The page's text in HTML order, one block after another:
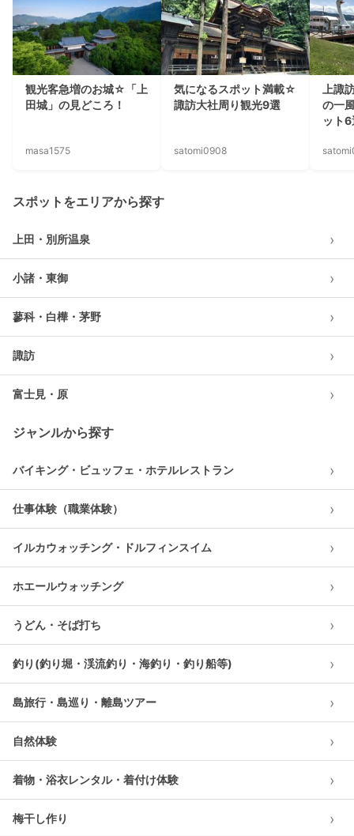
観光客急増のお城☆「上
田城」の見どころ！
masa1575
気になるスポット満載☆
諏訪大社周り観光9選
satomi0908
上諏
の一
ット
スポットをエリアから探す
上田・別所温泉 ›
小諸・東御 ›
蓼科・白樺・茅野 ›
諏訪 ›
富士見・原 ›
ジャンルから探す
バイキング・ビュッフェ・ホテルレストラン ›
仕事体験（職業体験） ›
イルカウォッチング・ドルフィンスイム ›
ホエールウォッチング ›
うどん・そば打ち ›
釣り(釣り堀・渓流釣り・海釣り・釣り船等) ›
島旅行・島巡り・離島ツアー ›
自然体験 ›
着物・浴衣レンタル・着付け体験 ›
梅干し作り ›